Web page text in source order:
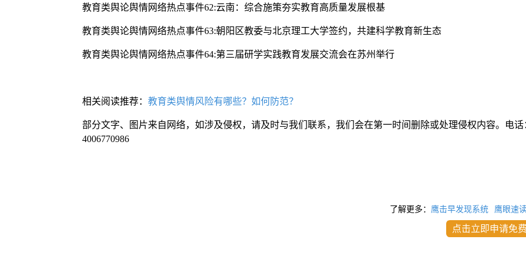
教育类舆论舆情网络热点事件62:云南：综合施策夯实教育高质量发展根基
教育类舆论舆情网络热点事件63:朝阳区教委与北京理工大学签约，共建科学教育新生态
教育类舆论舆情网络热点事件64:第三届研学实践教育发展交流会在苏州举行
相关阅读推荐： 教育类舆情风险有哪些？如何防范？
部分文字、图片来自网络，如涉及侵权，请及时与我们联系，我们会在第一时间删除或处理侵权内容。电话
4006770986
了解更多： 鹰击早发现系统 鹰眼速
点击立即申请免